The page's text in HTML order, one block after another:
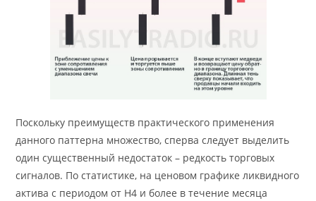
Поскольку преимуществ практического применения
данного паттерна множество, сперва следует выделить
один существенный недостаток – редкость торговых
сигналов. По статистике, на ценовом графике ликвидного
актива с периодом от Н4 и более в течение месяца